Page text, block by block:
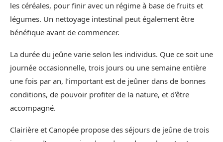
les céréales, pour finir avec un régime à base de fruits et
légumes. Un nettoyage intestinal peut également être
bénéfique avant de commencer.
La durée du jeûne varie selon les individus. Que ce soit une
journée occasionnelle, trois jours ou une semaine entière
une fois par an, l’important est de jeûner dans de bonnes
conditions, de pouvoir profiter de la nature, et d’être
accompagné.
Clairière et Canopée propose des séjours de jeûne de trois